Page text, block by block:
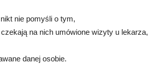
nie pomyśli o tym,
na nich umówione wizyty u lekarza,
danej osobie.